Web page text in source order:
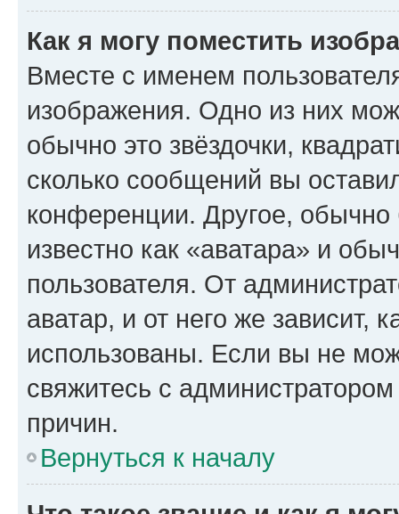
Как я могу поместить
Вместе с именем
изображения. Одно из них
обычно это звёздочки,
сколько сообщений вы
конференции. Другое,
известно как «аватара» и
пользователя. От
аватар, и от него же зависит,
использованы. Если вы не
свяжитесь с
причин.
Вернуться к началу